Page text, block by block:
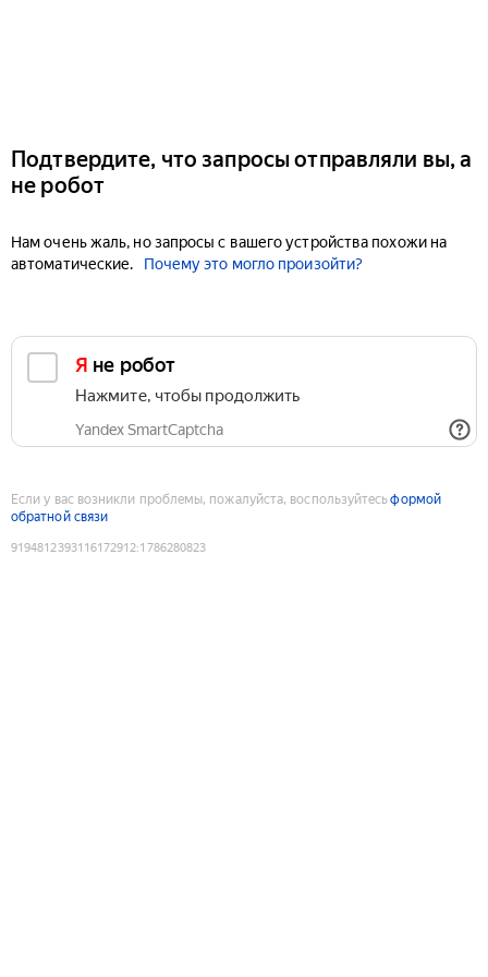
Подтвердите, что запросы отправляли вы, а
не робот
Нам очень жаль, но запросы с вашего устройства похожи на
автоматические.
Почему это могло произойти?
Я не робот
Нажмите, чтобы продолжить
Yandex SmartCaptcha
Если у вас возникли проблемы, пожалуйста, воспользуйтесьформой
обратной связи
9194812393116172912:1786280823